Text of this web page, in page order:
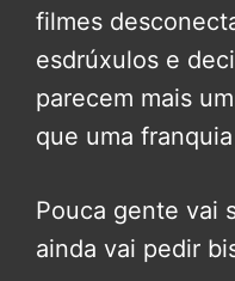
filmes
esdrúxulos e
parecem mais
que uma
Pouca gente vai
ainda vai pedir